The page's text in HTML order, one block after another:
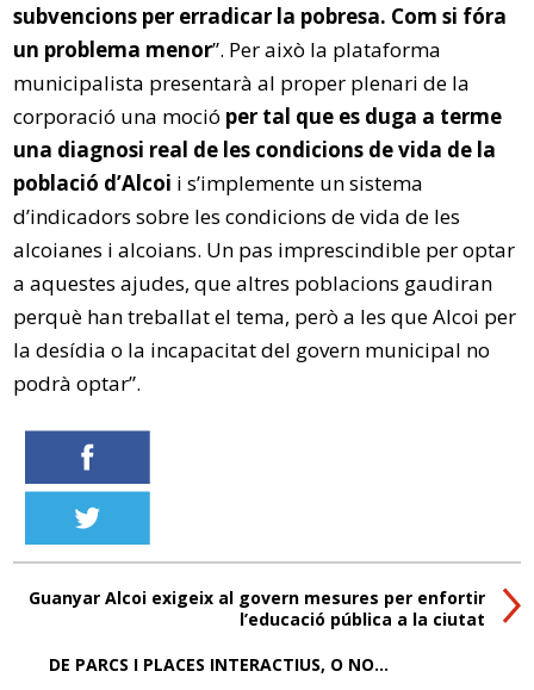
subvencions per erradicar la pobresa. Com si fóra
un problema menor”. Per això la plataforma
municipalista presentarà al proper plenari de la
corporació una moció per tal que es duga a terme
una diagnosi real de les condicions de vida de la
població d’Alcoi i s’implemente un sistema
d’indicadors sobre les condicions de vida de les
alcoianes i alcoians. Un pas imprescindible per optar
a aquestes ajudes, que altres poblacions gaudiran
perquè han treballat el tema, però a les que Alcoi per
la desídia o la incapacitat del govern municipal no
podrà optar”.
Guanyar Alcoi exigeix al govern mesures per enfortir
l’educació pública a la ciutat
DE PARCS I PLACES INTERACTIUS, O NO…